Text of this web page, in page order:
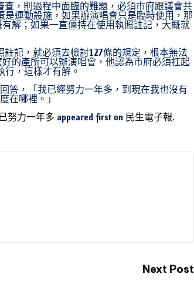
，則過程中面臨的難題，必須市府跟議會共
運動設施，如果辦演唱會只是臨時使用，那
解；如果一直僵持在使用執照註記，大概就
記，就必須去檢討127條的規定，根本無法
的產所可以辦演唱會，他認為市府必須扛起
，這樣才有解。
答，「我已經努力一年多，到現在我也沒有
在哪裡。」
努力一年多 appeared first on 民生電子報.
Next Post